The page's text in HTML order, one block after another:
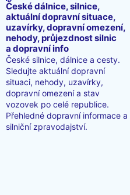
České dálnice, silnice,
aktuální dopravní situace,
uzavírky, dopravní omezení,
nehody, průjezdnost silnic
a dopravní info
České silnice, dálnice a cesty.
Sledujte aktuální dopravní
situaci, nehody, uzavírky,
dopravní omezení a stav
vozovek po celé republice.
Přehledné dopravní informace a
silniční zpravodajství.